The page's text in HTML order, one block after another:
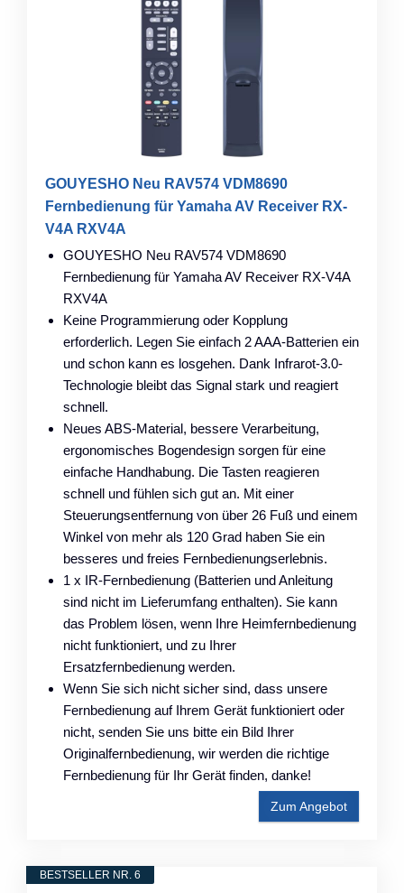
GOUYESHO Neu RAV574 VDM8690
Fernbedienung für Yamaha AV Receiver RX-
V4A RXV4A
GOUYESHO Neu RAV574 VDM8690
Fernbedienung für Yamaha AV Receiver RX-V4A
RXV4A
Keine Programmierung oder Kopplung
erforderlich. Legen Sie einfach 2 AAA-Batterien ein
und schon kann es losgehen. Dank Infrarot-3.0-
Technologie bleibt das Signal stark und reagiert
schnell.
Neues ABS-Material, bessere Verarbeitung,
ergonomisches Bogendesign sorgen für eine
einfache Handhabung. Die Tasten reagieren
schnell und fühlen sich gut an. Mit einer
Steuerungsentfernung von über 26 Fuß und einem
Winkel von mehr als 120 Grad haben Sie ein
besseres und freies Fernbedienungserlebnis.
1 x IR-Fernbedienung (Batterien und Anleitung
sind nicht im Lieferumfang enthalten). Sie kann
das Problem lösen, wenn Ihre Heimfernbedienung
nicht funktioniert, und zu Ihrer
Ersatzfernbedienung werden.
Wenn Sie sich nicht sicher sind, dass unsere
Fernbedienung auf Ihrem Gerät funktioniert oder
nicht, senden Sie uns bitte ein Bild Ihrer
Originalfernbedienung, wir werden die richtige
Fernbedienung für Ihr Gerät finden, danke!
Zum Angebot
BESTSELLER NR. 6